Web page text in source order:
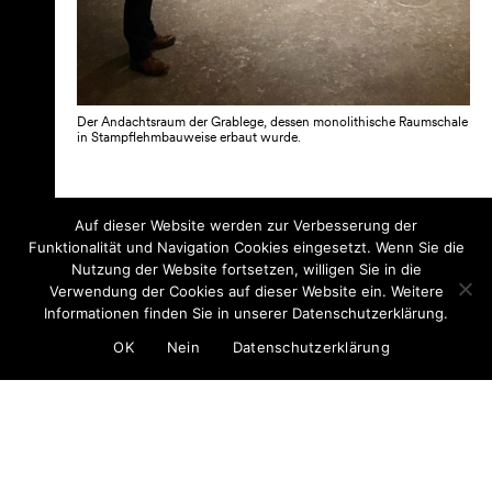
Der Andachtsraum der Grablege, dessen monolithische Raumschale
in Stampflehmbauweise erbaut wurde.
Sponsoren
Auf dieser Website werden zur Verbesserung der
Funktionalität und Navigation Cookies eingesetzt. Wenn Sie die
Nutzung der Website fortsetzen, willigen Sie in die
Verwendung der Cookies auf dieser Website ein. Weitere
Informationen finden Sie in unserer Datenschutzerklärung.
OK
Nein Datenschutzerklärung